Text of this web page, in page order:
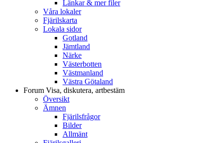
Länkar & mer filer
Våra lokaler
Fjärilskarta
Lokala sidor
Gotland
Jämtland
Närke
Västerbotten
Västmanland
Västra Götaland
Forum Visa, diskutera, artbestäm
Översikt
Ämnen
Fjärilsfrågor
Bilder
Allmänt